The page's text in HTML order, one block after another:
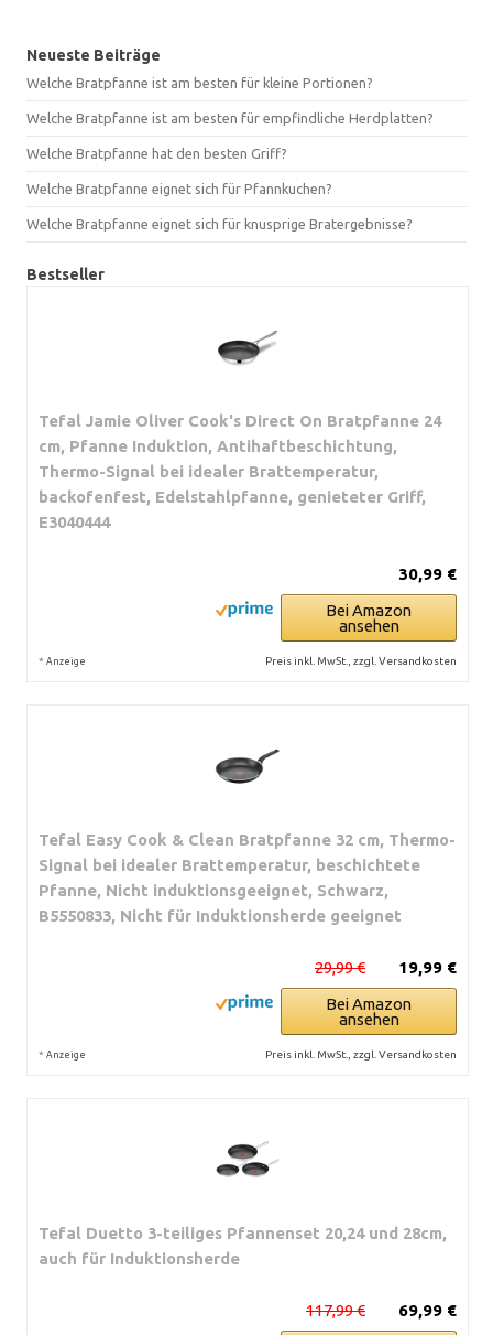
Neueste Beiträge
Welche Bratpfanne ist am besten für kleine Portionen?
Welche Bratpfanne ist am besten für empfindliche Herdplatten?
Welche Bratpfanne hat den besten Griff?
Welche Bratpfanne eignet sich für Pfannkuchen?
Welche Bratpfanne eignet sich für knusprige Bratergebnisse?
Bestseller
Tefal Jamie Oliver Cook's Direct On Bratpfanne 24
cm, Pfanne Induktion, Antihaftbeschichtung,
Thermo-Signal bei idealer Brattemperatur,
backofenfest, Edelstahlpfanne, genieteter Griff,
E3040444
30,99 €
Bei Amazon
ansehen
* Anzeige Preis inkl. MwSt., zzgl. Versandkosten
Tefal Easy Cook & Clean Bratpfanne 32 cm, Thermo-
Signal bei idealer Brattemperatur, beschichtete
Pfanne, Nicht induktionsgeeignet, Schwarz,
B5550833, Nicht für Induktionsherde geeignet
19,99 €
29,99 €
Bei Amazon
ansehen
* Anzeige Preis inkl. MwSt., zzgl. Versandkosten
Tefal Duetto 3-teiliges Pfannenset 20,24 und 28cm,
auch für Induktionsherde
69,99 €
117,99 €